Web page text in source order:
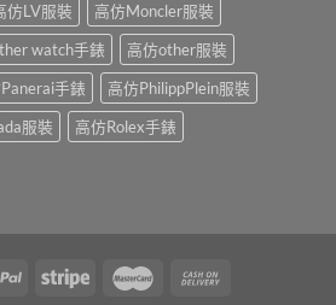
仿LV服裝
高仿Moncler服裝
watch手錶
高仿other服裝
手錶
高仿PhilippPlein服裝
服裝
高仿Rolex手錶